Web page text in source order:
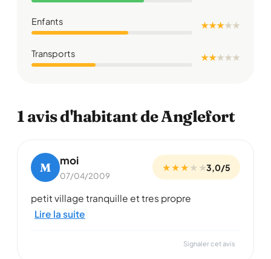
Enfants ★ ★ ★★★
Transports ★ ★★★★
1 avis d'habitant de Anglefort
M moi
07/04/2009
★ ★ ★★ ★3,0/5
petit village tranquille et tres propre
Lire la suite
Signaler cet avis